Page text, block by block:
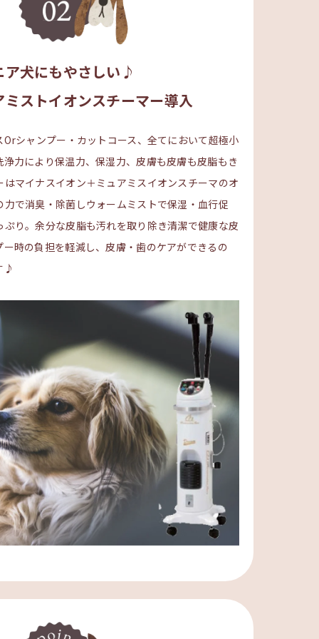
ア犬にもやさしい♪
ストイオンスチーマー導入
シャンプー・カットコース、全てにおいて超極小
力により保温力、保湿力、皮膚も皮膚も皮脂もき
マイナスイオン＋ミュアミスイオンスチーマのオ
で消臭・除菌しウォームミストで保湿・血行促
り。余分な皮脂も汚れを取り除き清潔で健康な皮
時の負担を軽減し、皮膚・歯のケアができるの
♪